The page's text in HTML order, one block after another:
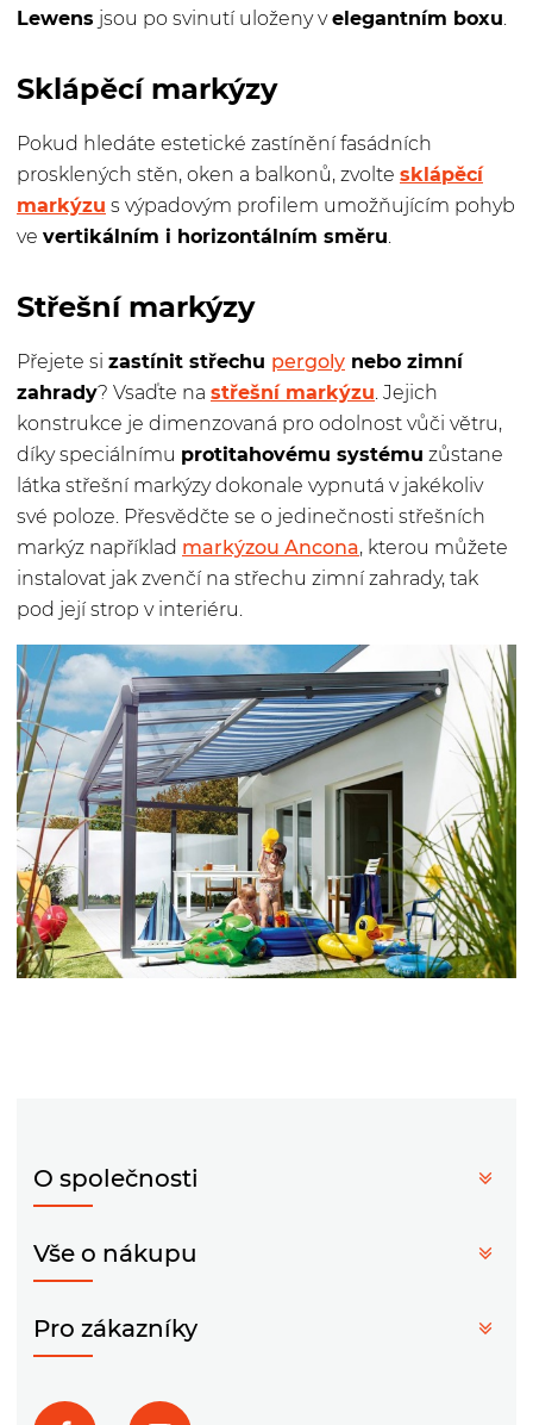
Lewens jsou po svinutí uloženy velegantním boxu.
Sklápěcí markýzy
Pokud hledáte estetické zastínění fasádních
prosklených stěn, oken a balkonů, zvolte sklápěcí
markýzu s výpadovým profilem umožňujícím pohyb
ve vertikálním i horizontálním směru.
Střešní markýzy
Přejete si zastínit střechu pergoly nebo zimní
zahrady? Vsaďte na střešní markýzu. Jejich
konstrukce je dimenzovaná pro odolnost vůči větru,
díky speciálnímu protitahovému systému zůstane
látka střešní markýzy dokonale vypnutá v jakékoliv
své poloze. Přesvědčte se o jedinečnosti střešních
markýz například markýzou Ancona, kterou můžete
instalovat jak zvenčí na střechu zimní zahrady, tak
pod její strop v interiéru.
O společnosti
Vše o nákupu
Pro zákazníky